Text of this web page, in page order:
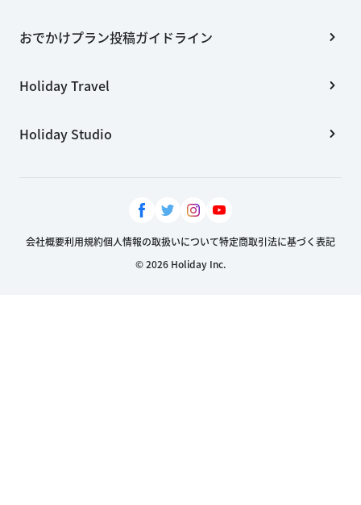
おでかけプラン投稿ガイドライン
Holiday Travel
Holiday Studio
会社概要利用規約個人情報の取扱いについて特定商取引法に基づく表記
© 2026 Holiday Inc.